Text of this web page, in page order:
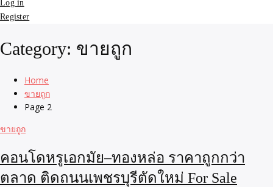
Log in
Register
Category: ขายถูก
Home
ขายถูก
Page 2
ขายถูก
คอนโดหรูเอกมัย–ทองหล่อ ราคาถูกกว่า
ตลาด ติดถนนเพชรบุรีตัดใหม่ For Sale